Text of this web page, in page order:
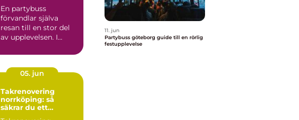
En partybuss
förvandlar själva
resan till en stor del
av upplevelsen. I
sig ...
05. jun
Takrenovering
norrköping: så
säkrar du ett
11. jun
Partybuss göteborg guide till en rörlig
festupplevelse